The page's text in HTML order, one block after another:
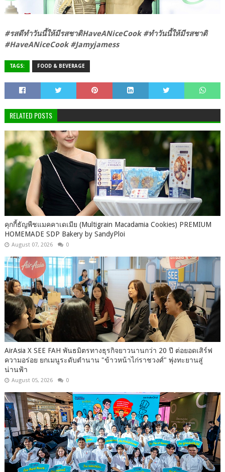
#รสดีทำวันนี้ให้มีรสชาติHaveANiceCook #ทำวันนี้ให้มีรสชาติ
#HaveANiceCook #Jamyjamess
TAGS: FOOD & BEVERAGE
RELATED POSTS
คุกกี้ธัญพืชแมคคาเดเมีย (Multigrain Macadamia Cookies) PREMIUM
HOMEMADE SDP Bakery by SandyPloi
August 07, 2026 0
AirAsia X SEE FAH พันธมิตรทางธุรกิจยาวนานกว่า 20 ปี ต่อยอดเสิร์ฟ
ความอร่อย ยกเมนูระดับตำนาน "ข้าวหน้าไก่ราชวงศ์" พุ่งทะยานสู่
น่านฟ้า
August 05, 2026 0